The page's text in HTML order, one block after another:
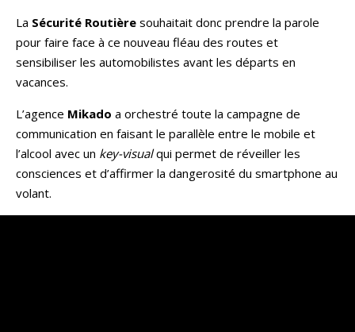
La Sécurité Routière souhaitait donc prendre la parole
pour faire face à ce nouveau fléau des routes et
sensibiliser les automobilistes avant les départs en
vacances.
L’agence Mikado a orchestré toute la campagne de
communication en faisant le parallèle entre le mobile et
l’alcool avec un key-visualqui permet de réveiller les
consciences et d’affirmer la dangerosité du smartphone au
volant.